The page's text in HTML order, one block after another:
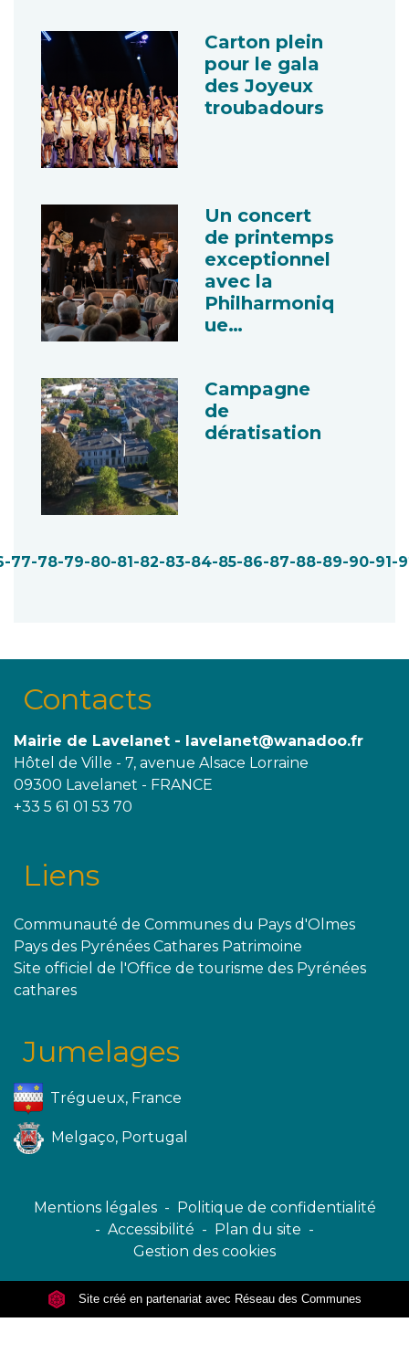
Carton plein
pour le gala
des Joyeux
troubadours
Un concert
de printemps
exceptionnel
avec la
Philharmoniq
ue…
Campagne
de
dératisation
-77-78-79-80-81-82-83-84-85-86-87-88-89-90-91-
Contacts
Mairie de Lavelanet - lavelanet@wanadoo.fr
Hôtel de Ville - 7, avenue Alsace Lorraine
09300 Lavelanet - FRANCE
+33 5 61 01 53 70
Liens
Communauté de Communes du Pays d'Olmes
Pays des Pyrénées Cathares Patrimoine
Site officiel de l'Office de tourisme des Pyrénées
cathares
Jumelages
Trégueux, France
Melgaço, Portugal
Mentions légales - Politique de confidentialité
- Accessibilité - Plan du site -
Gestion des cookies
Site créé en partenariat avec Réseau des Communes